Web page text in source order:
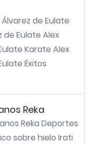
de Eulate
de Eulate Alex
Karate Alex
Éxitos
Reka
Reka Deportes
sobre hielo Irati